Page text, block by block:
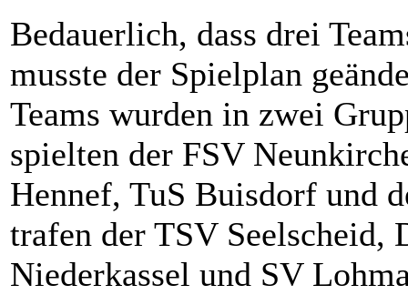
Bedauerlich, dass drei
musste der Spielplan
Teams wurden in zwei
spielten der FSV
Hennef, TuS Buisdorf und
trafen der TSV
Niederkassel und SV